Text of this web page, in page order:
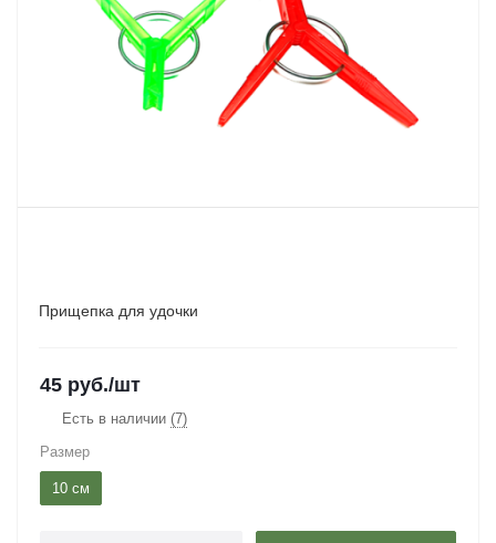
Прищепка для удочки
45 руб./шт
Есть в наличии (7)
Размер
10 см